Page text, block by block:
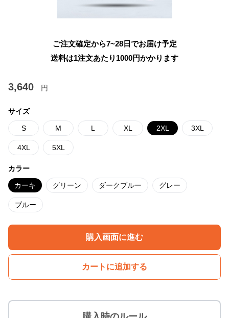
ご注文確定から7~28日でお届け予定
送料は1注文あたり 1000円かかります
3,640 円
サイズ
S M L XL 2XL 3XL
4XL 5XL
カラー
カーキ グリーン ダークブルー グレー
ブルー
購入画面に進む
カートに追加する